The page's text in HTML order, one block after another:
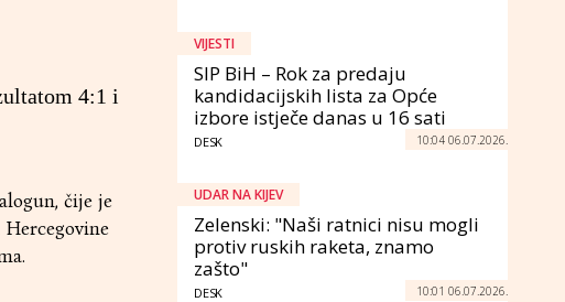
4:1 i
čije je
VIJESTI
SIP BiH – Rok za predaju
kandidacijskih lista za Opće
izbore istječe danas u 16 sati
DESK 10:04 06.07.2026.
UDAR NA KIJEV
Zelenski: "Naši ratnici nisu mogli
protiv ruskih raketa, znamo
zašto"
DESK 10:01 06.07.2026.